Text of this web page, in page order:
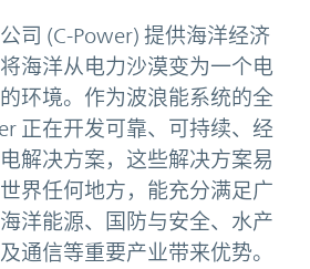
司 (C-Power) 提供海洋经济
海洋从电力沙漠变为一个电
环境。作为波浪能系统的全
正在开发可靠、可持续、经
解决方案，这些解决方案易
界任何地方，能充分满足广
洋能源、国防与安全、水产
通信等重要产业带来优势。